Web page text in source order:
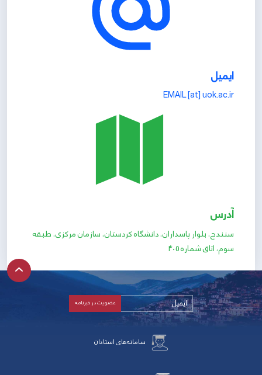
ایمیل
EMAIL [at] uok.ac.ir
آدرس
سنندج، بلوار پاسداران، دانشگاه کردستان، سازمان مرکزی، طبقه
سوم، اتاق شماره 405
سامانه‌های استادان